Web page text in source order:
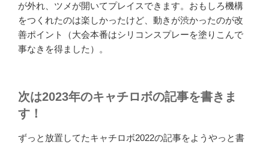
が外れ、ツメが開いてプレイスできます。おもしろ機構
をつくれたのは楽しかったけど、動きが渋かったのが改
善ポイント（大会本番はシリコンスプレーを塗りこんで
事なきを得ました）。
次は2023年のキャチロボの記事を書きま
す！
ずっと放置してたキャチロボ2022の記事をようやっと書